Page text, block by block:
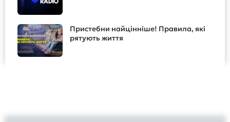
Пристебни найцінніше! Правила, які
рятують життя